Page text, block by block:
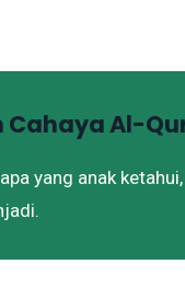
Al-
yang anak